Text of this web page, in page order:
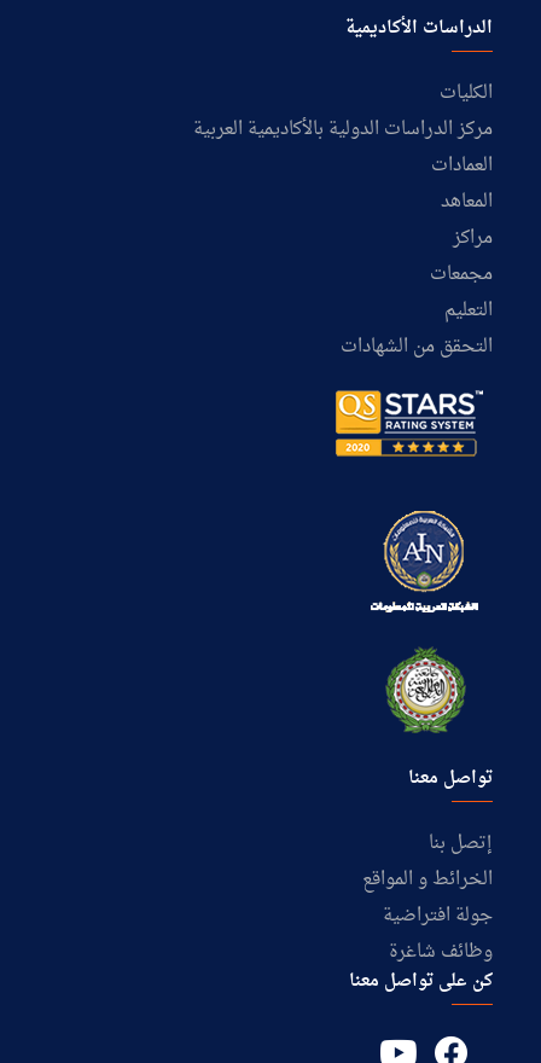
الدراسات الأكاديمية
الكليات
مركز الدراسات الدولية بالأكاديمية العربية
العمادات
المعاهد
مراكز
مجمعات
التعليم
التحقق من الشهادات
تواصل معنا
إتصل بنا
الخرائط و المواقع
جولة افتراضية
وظائف شاغرة
كن على تواصل معنا